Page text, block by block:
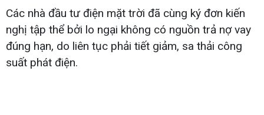
Các nhà đầu tư điện mặt trời đã cùng ký đơn kiến
nghị tập thể bởi lo ngại không có nguồn trả nợ vay
đúng hạn, do liên tục phải tiết giảm, sa thải công
suất phát điện.